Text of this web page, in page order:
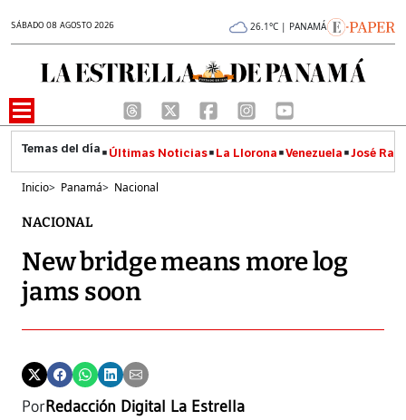
SÁBADO 08 AGOSTO 2026 26.1°C | PANAMÁ
Últimas Noticias La Llorona Venezuela José
Inicio> Panamá> Nacional
NACIONAL
New bridge means more log
jams soon
PorRedacción Digital La Estrella